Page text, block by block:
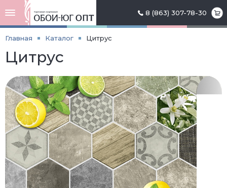
8 (863) 307-78-30
Главная Каталог Цитрус
Цитрус